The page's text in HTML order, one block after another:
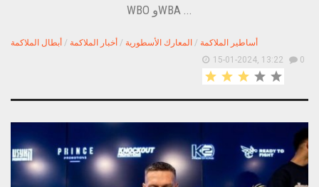
WBO وWBA ...
أساطير الملاكمة / المعارك الأسطورية / أخبار الملاكمة / أبطال الملاكمة
15-01-2024, 13:22
0